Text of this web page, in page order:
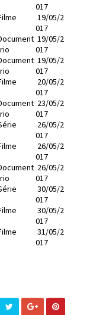
017
19/05/2
017
19/05/2
017
19/05/2
017
20/05/2
017
23/05/2
017
26/05/2
017
26/05/2
017
26/05/2
017
30/05/2
017
30/05/2
017
31/05/2
017